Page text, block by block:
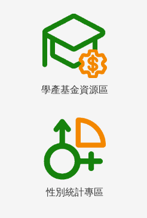
學產基金資源區
性別統計專區